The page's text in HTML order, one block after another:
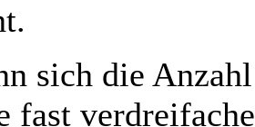
sich die
fast